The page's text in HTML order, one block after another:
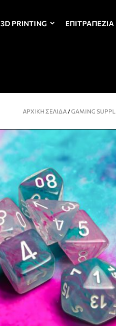
3D PRINTING ΕΠΙΤΡΑΠΈΖΙΑ
ΑΡΧΙΚΉ ΣΕΛΊΔΑ/GAMING